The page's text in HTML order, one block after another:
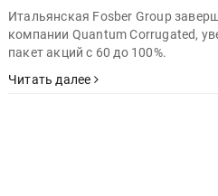
Итальянская Fosber Group
компании Quantum Corrugated,
пакет акций с 60 до 100%.
Читать далее